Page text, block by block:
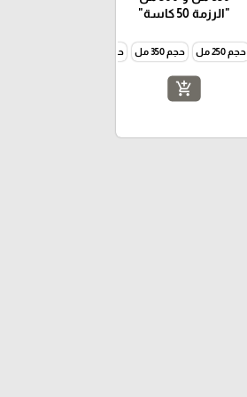
"الرزمة 50 كاسة"
حجم 250 مل حجم 350 مل حجم 500 مل
add_shopping_cart